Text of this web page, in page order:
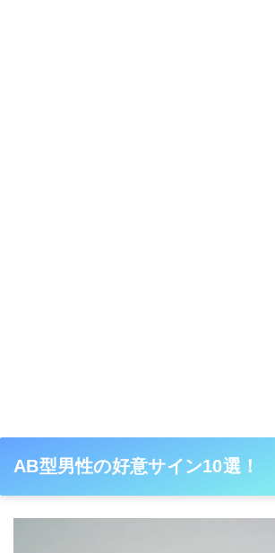
AB型男性の好意サイン10選！